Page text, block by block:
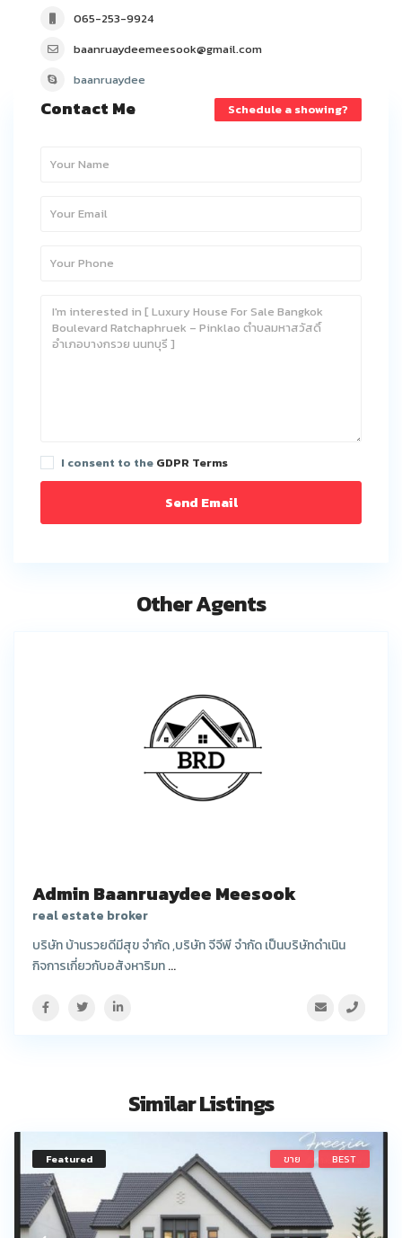
065-253-9924
baanruaydeemeesook@gmail.com
baanruaydee
Contact Me Schedule a showing?
I consent to the GDPR Terms
Other Agents
Admin Baanruaydee Meesook
real estate broker
บริษัท บ้านรวยดีมีสุข จำกัด ,บริษัท จีจีพี จำกัด เป็นบริษัทดำเนิน
กิจการเกี่ยวกับอสังหาริมท...
Similar Listings
Featured ขาย BEST